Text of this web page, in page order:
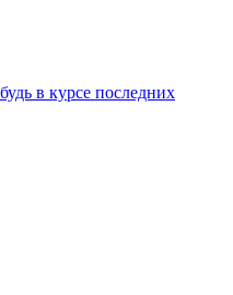
в курсе последних